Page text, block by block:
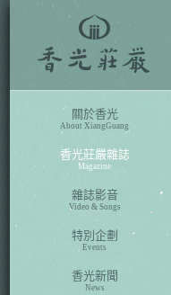
關於香光
About XiangGuang
香光莊嚴雜誌
Magazine
雜誌影音
Video & Songs
特別企劃
Events
香光新聞
News